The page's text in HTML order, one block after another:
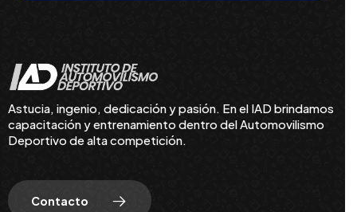
Astucia, ingenio, dedicación y pasión. En el IAD brindamos
capacitación y entrenamiento dentro del Automovilismo
Deportivo de alta competición.
Contacto